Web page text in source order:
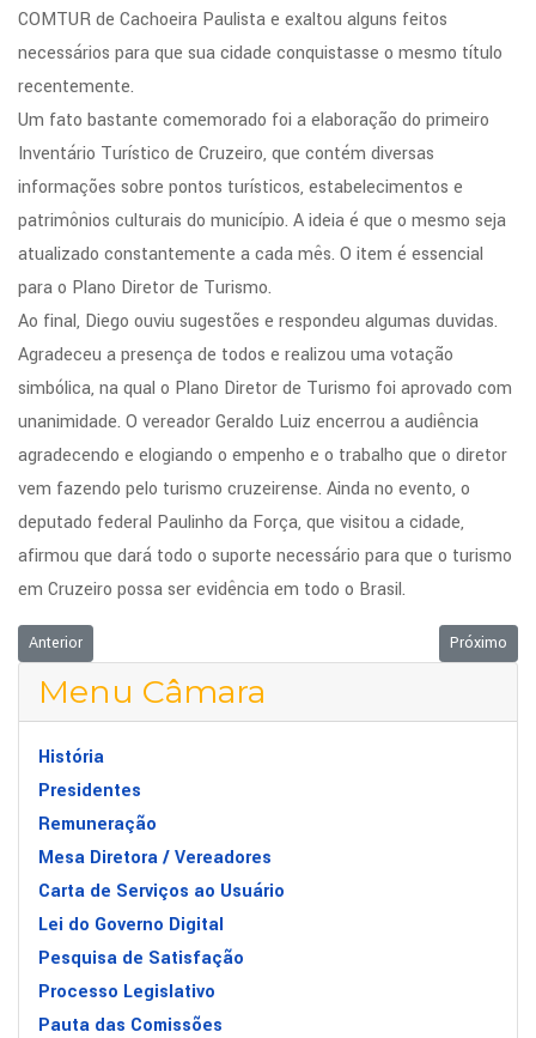
COMTUR de Cachoeira Paulista e exaltou alguns feitos
necessários para que sua cidade conquistasse o mesmo título
recentemente.
Um fato bastante comemorado foi a elaboração do primeiro
Inventário Turístico de Cruzeiro, que contém diversas
informações sobre pontos turísticos, estabelecimentos e
patrimônios culturais do município. A ideia é que o mesmo seja
atualizado constantemente a cada mês. O item é essencial
para o Plano Diretor de Turismo.
Ao final, Diego ouviu sugestões e respondeu algumas duvidas.
Agradeceu a presença de todos e realizou uma votação
simbólica, na qual o Plano Diretor de Turismo foi aprovado com
unanimidade. O vereador Geraldo Luiz encerrou a audiência
agradecendo e elogiando o empenho e o trabalho que o diretor
vem fazendo pelo turismo cruzeirense. Ainda no evento, o
deputado federal Paulinho da Força, que visitou a cidade,
afirmou que dará todo o suporte necessário para que o turismo
em Cruzeiro possa ser evidência em todo o Brasil.
Artigo anterior: PREGÃO PRESENCIAL 001/2017
Anterior Próximo
Próximo
Menu Câmara
História
Presidentes
Remuneração
Mesa Diretora / Vereadores
Carta de Serviços ao Usuário
Lei do Governo Digital
Pesquisa de Satisfação
Processo Legislativo
Pauta das Comissões